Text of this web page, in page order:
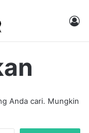
Anda cari. Mungkin